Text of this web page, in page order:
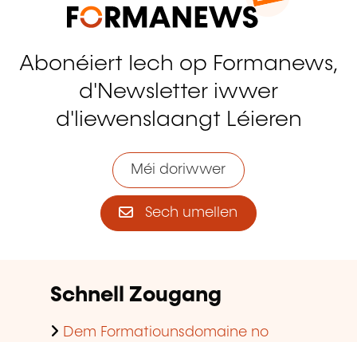
Abonéiert Iech op Formanews,
d'Newsletter iwwer
d'liewenslaangt Léieren
Méi doriwwer
Sech umellen
Schnell Zougang
Dem Formatiounsdomaine no